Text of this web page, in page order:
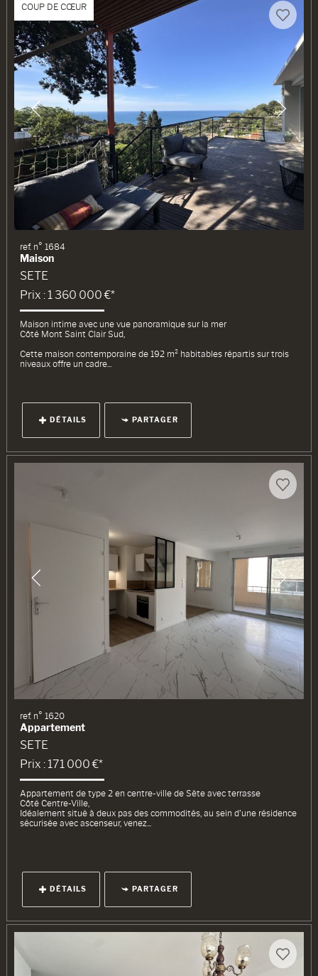
COUP DE CŒUR
ref. n° 1684
Maison
SETE
Prix : 1 360 000 €*
Maison intime avec une vue panoramique sur la mer
Côté Mont Saint Clair Sud,
Cette maison contemporaine de 192 m² habitables répartis sur trois
niveaux offre un cadre...
DÉTAILS PARTAGER
ref. n° 1620
Appartement
SETE
Prix : 171 000 €*
Appartement de type 2 en centre-ville de Sète avec terrasse
Côté Centre-Ville,
Idéalement situé à deux pas des commodités, au sein d’une résidence
sécurisée avec ascenseur, venez...
DÉTAILS PARTAGER